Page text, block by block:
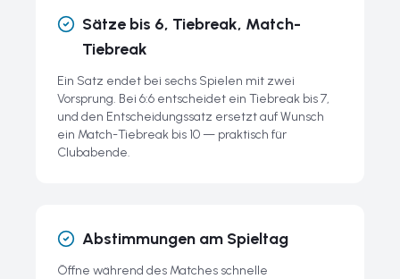
Sätze bis 6, Tiebreak, Match-
Tiebreak
Ein Satz endet bei sechs Spielen mit zwei
Vorsprung. Bei 6:6 entscheidet ein Tiebreak bis 7,
und den Entscheidungssatz ersetzt auf Wunsch
ein Match-Tiebreak bis 10 — praktisch für
Clubabende.
Abstimmungen am Spieltag
Öffne während des Matches schnelle